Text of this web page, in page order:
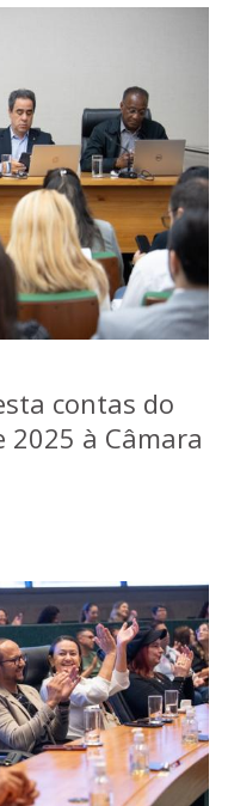
contas do
à Câmara